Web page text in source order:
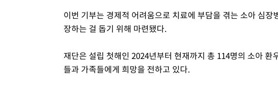
이번 기부는 경제적 어려움으로 치료에 부담을 겪는 소아 심
장하는 걸 돕기 위해 마련됐다.
재단은 설립 첫해인 2024년부터 현재까지 총 114명의 소아 환
들과 가족들에게 희망을 전하고 있다.